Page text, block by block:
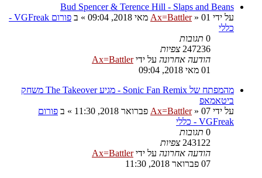
Bud Spencer & Terence Hill - Slaps and Beans
על ידי
Ax=Battler» 01 מאי 2018, 09:04 » ב
פורום VGFreak -
כללי
0 תגובות
247236 צפיות
הודעה אחרונה על ידיAx=Battler
01 מאי 2018, 09:04
מהמפתח של Sonic Fan Remix - מגיע The Takeover משחק
ביטאמאפ
על ידי
Ax=Battler» 07 פברואר 2018, 11:30 » ב פורום
VGFreak - כללי
0 תגובות
243122 צפיות
הודעה אחרונה על ידיAx=Battler
07 פברואר 2018, 11:30